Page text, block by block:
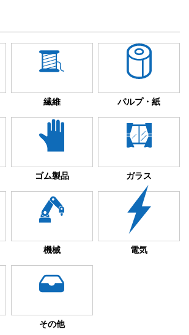
繊維 パルプ・紙
ゴム製品 ガラス
機械 電気
その他